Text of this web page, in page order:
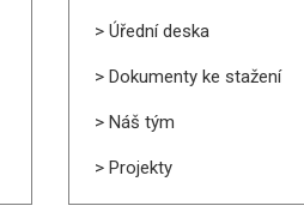
> Úřední deska
> Dokumenty ke stažení
> Náš tým
> Projekty